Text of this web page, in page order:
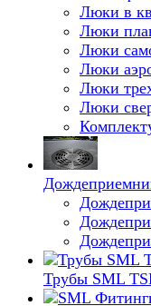
Люки в
Люки
Люки
Люки
Люки
Люки
Трубы SML